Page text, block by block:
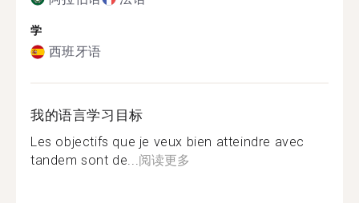
学
西班牙语
我的语言学习目标
Les objectifs que je veux bien atteindre avec
tandem sont de...阅读更多